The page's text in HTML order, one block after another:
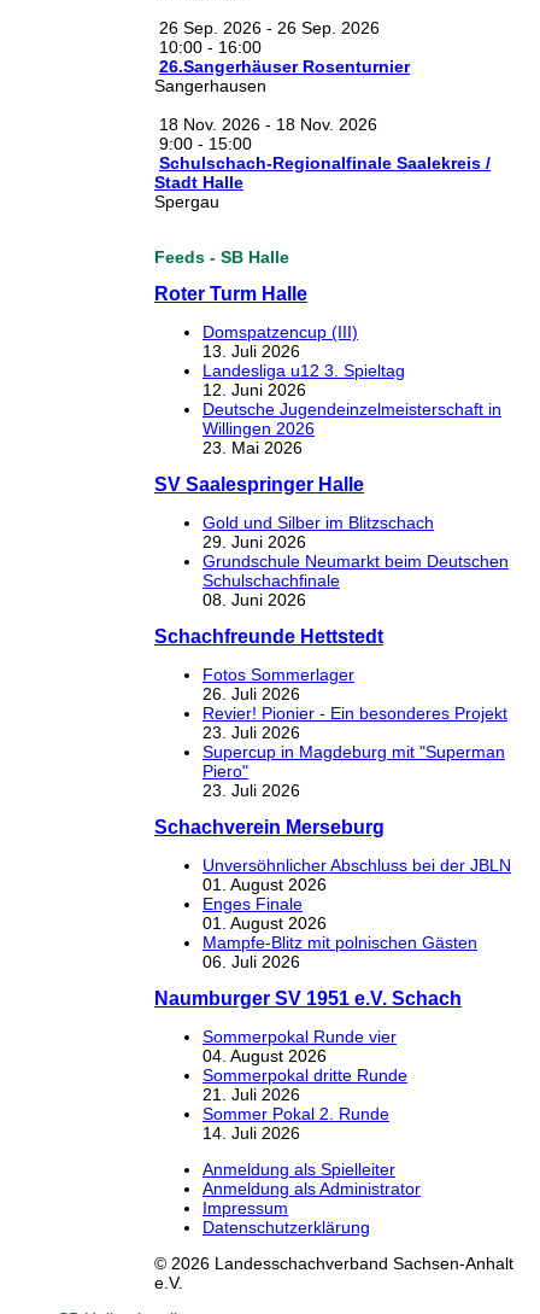
26 Sep. 2026 - 26 Sep. 2026
10:00 - 16:00
26.Sangerhäuser Rosenturnier
Sangerhausen
18 Nov. 2026 - 18 Nov. 2026
9:00 - 15:00
Schulschach-Regionalfinale Saalekreis /
Stadt Halle
Spergau
Feeds - SB Halle
Roter Turm Halle
Domspatzencup (III)
13. Juli 2026
Landesliga u12 3. Spieltag
12. Juni 2026
Deutsche Jugendeinzelmeisterschaft in
Willingen 2026
23. Mai 2026
SV Saalespringer Halle
Gold und Silber im Blitzschach
29. Juni 2026
Grundschule Neumarkt beim Deutschen
Schulschachfinale
08. Juni 2026
Schachfreunde Hettstedt
Fotos Sommerlager
26. Juli 2026
Revier! Pionier - Ein besonderes Projekt
23. Juli 2026
Supercup in Magdeburg mit "Superman
Piero"
23. Juli 2026
Schachverein Merseburg
Unversöhnlicher Abschluss bei der JBLN
01. August 2026
Enges Finale
01. August 2026
Mampfe-Blitz mit polnischen Gästen
06. Juli 2026
Naumburger SV 1951 e.V. Schach
Sommerpokal Runde vier
04. August 2026
Sommerpokal dritte Runde
21. Juli 2026
Sommer Pokal 2. Runde
14. Juli 2026
Anmeldung als Spielleiter
Anmeldung als Administrator
Impressum
Datenschutzerklärung
© 2026 Landesschachverband Sachsen-Anhalt
e.V.